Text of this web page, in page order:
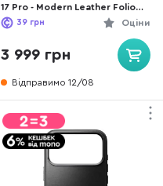
17 Pro - Modern Leather Folio
Horween Burgundy
(NM011833858)
Оціни
39 грн
3 999 грн
Відправимо 12/08